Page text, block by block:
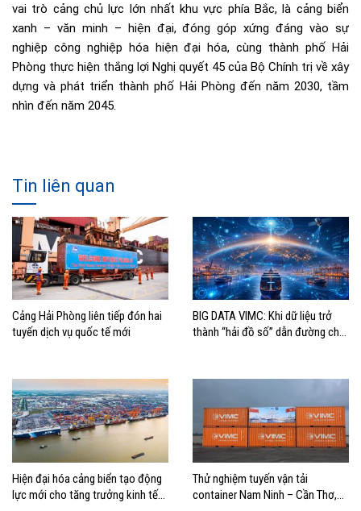
vai trò cảng chủ lực lớn nhất khu vực phía Bắc, là cảng biển
xanh – văn minh – hiện đại, đóng góp xứng đáng vào sự
nghiệp công nghiệp hóa hiện đại hóa, cùng thành phố Hải
Phòng thực hiện thắng lợi Nghị quyết 45 của Bộ Chính trị về xây
dựng và phát triển thành phố Hải Phòng đến năm 2030, tầm
nhìn đến năm 2045.
Tin liên quan
Cảng Hải Phòng liên tiếp đón hai
tuyến dịch vụ quốc tế mới
BIG DATA VIMC: Khi dữ liệu trở
thành “hải đồ số” dẫn đường cho
Hiện đại hóa cảng biển tạo động
lực mới cho tăng trưởng kinh tế
Thử nghiệm tuyến vận tải
container Nam Ninh – Cần Thơ,